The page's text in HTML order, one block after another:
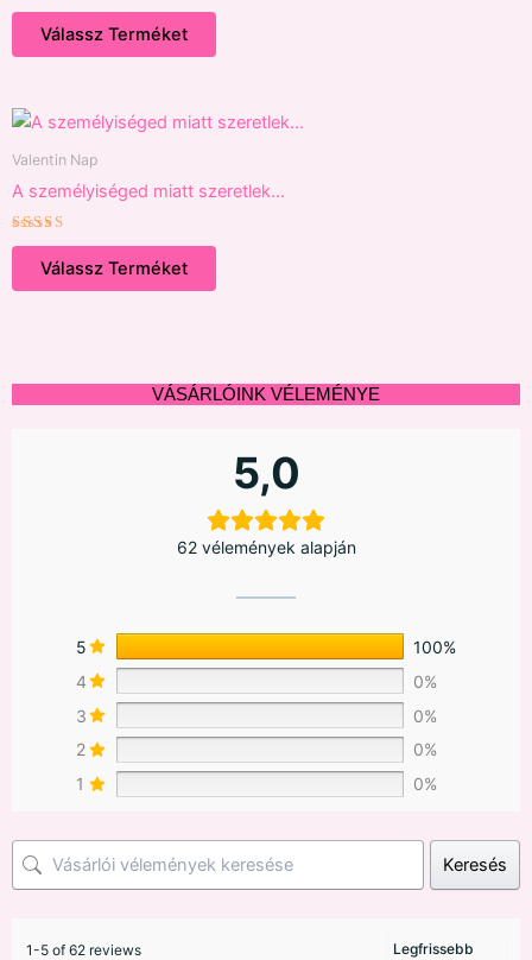
Értékelés:
5.00Válassz Terméket
Valentin Nap
A személyiséged miatt szeretlek…
Értékelés:
5.00Válassz Terméket
VÁSÁRLÓINK VÉLEMÉNYE
5,0
62 vélemények alapján
5
100%
4
0%
3
0%
2
0%
1
0%
Keresés
1-5 of 62 reviews